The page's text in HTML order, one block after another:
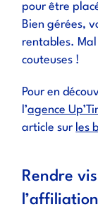
pour être
Bien gérées,
rentables.
couteuses !
Pour en
l’agence
article sur les
Rendre
l’affiliation